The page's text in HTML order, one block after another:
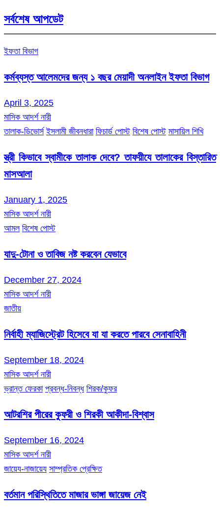
সর্বশেষ আপডেট
ইফতা বিভাগ
কর্মব্যস্ত আলেমদের জন্য ১ বছর মেয়াদী অনলাইন ইফতা বিভাগ
April 3, 2025
মাসিক আদর্শ নারী
তালাক-ডিভোর্স ইসলামী জীবনধারা ফিচার্ড পোস্ট বিশেষ পোস্ট মাসায়িল শিখি
স্ত্রী কিভাবে স্বামীকে তালাক দেবে? তাফয়ীযে তালাকের বিস্তারিত
মাসআলা
January 1, 2025
মাসিক আদর্শ নারী
আমল বিশেষ পোস্ট
যাদু-টোনা ও তাবিজ নষ্ট করবেন যেভাবে
December 27, 2024
মাসিক আদর্শ নারী
জাতীয়
নির্বাহী ম্যাজিস্ট্রেট হিসেবে যা যা করতে পারবে সেনাবাহিনী
September 18, 2024
মাসিক আদর্শ নারী
ভ্রান্ত ফেরকা প্রবন্ধ-নিবন্ধ শিরক/কুফর
আটরশির পীরের কুফরী ও শিরকী আকীদা-বিশ্বাস
September 16, 2024
মাসিক আদর্শ নারী
জায়েয-নাজায়েয সাম্প্রতিক প্রেক্ষিত
বর্তমান পরিস্থিতিতে মাজার ভাঙ্গা জায়েজ নেই